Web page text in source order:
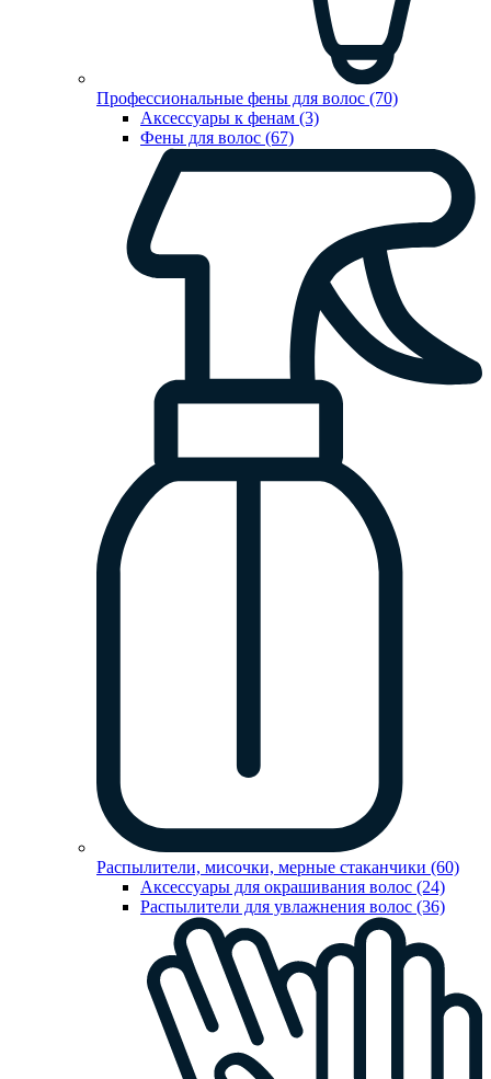
Профессиональные фены для волос (70)
Аксессуары к фенам (3)
Фены для волос (67)
Распылители, мисочки, мерные стаканчики (60)
Аксессуары для окрашивания волос (24)
Распылители для увлажнения волос (36)